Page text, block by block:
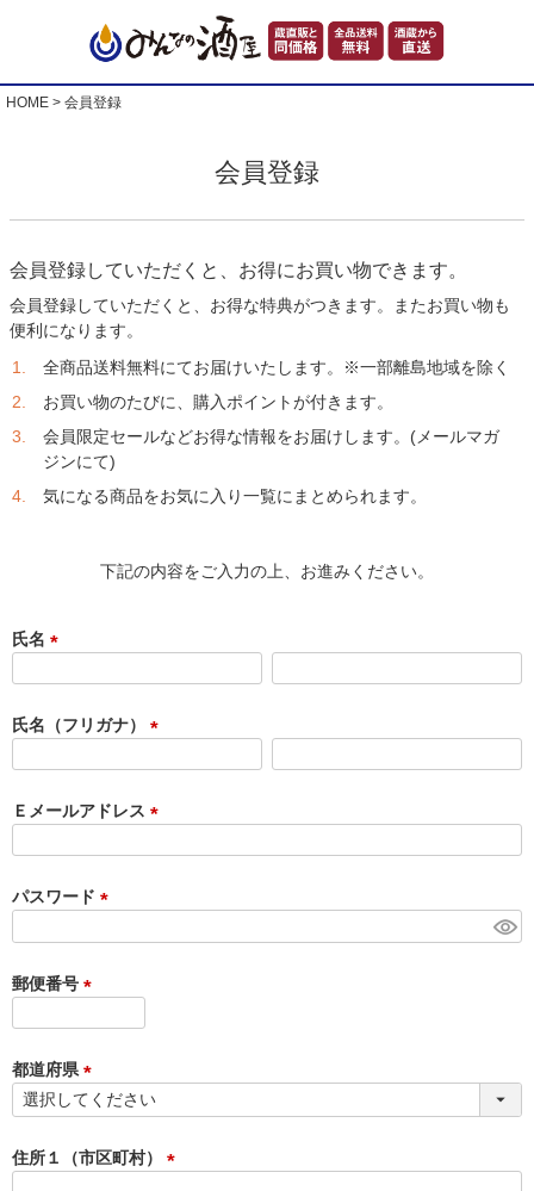
HOME 会員登録
会員登録
会員登録していただくと、お得にお買い物できます。
会員登録していただくと、お得な特典がつきます。またお買い物も
便利になります。
全商品送料無料にてお届けいたします。※一部離島地域を除く
お買い物のたびに、購入ポイントが付きます。
会員限定セールなどお得な情報をお届けします。(メールマガ
ジンにて)
気になる商品をお気に入り一覧にまとめられます。
下記の内容をご入力の上、お進みください。
氏名
須
)
氏名（フリガナ）
須
)
Ｅメールアドレス
)
パスワード
)
郵便番号
須
)
都道府県
(
須
)
住所１（市区町村）